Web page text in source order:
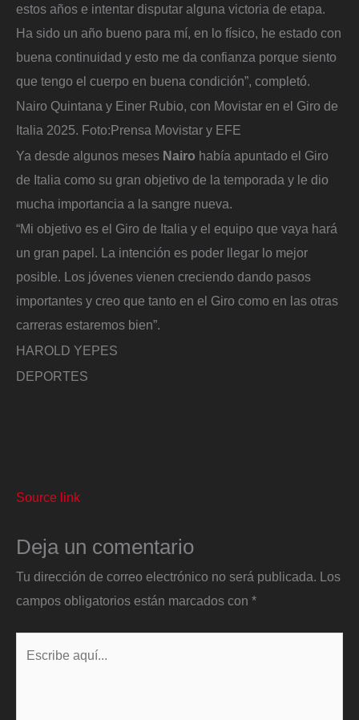
estos años e intentar disputar alguna victoria de etapa.
Ha sido un año bueno para mí, en lo físico, he estado con
buena continuidad y esto me da confianza porque siento
que tengo el cuerpo en buena condición”, completó.
Nairo Quintana y Einer Rubio, con Movistar en el Giro de
Italia 2025. Foto:Prensa Movistar y EFE
Ya desde algunos meses Nairo había apuntado el Giro
de Italia como su gran objetivo de la temporada y le dio
mucha importancia a la sangre nueva.
“Mi objetivo es el Giro de Italia y el equipo que vaya hará
un gran papel. La intención es poder llegar lo mejor
posible. Los jóvenes vienen creciendo dando pasos
importantes y creo que tanto en el Giro como en las otras
carreras estaremos bien”.
HAROLD YEPES
DEPORTES
Source link
Deja un comentario
Tu dirección de correo electrónico no será publicada. Los
campos obligatorios están marcados con *